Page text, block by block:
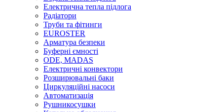
Електрична тепла підлога
Радіатори
Труби та фітинги
EUROSTER
Арматура безпеки
Буферні ємності
ODE, MADAS
Електричні конвектори
Розширювальні баки
Циркуляційні насоси
Автоматизація
Рушникосушки